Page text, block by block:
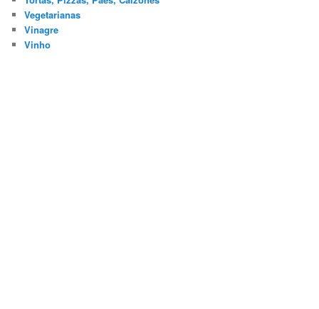
Vegetarianas
Vinagre
Vinho